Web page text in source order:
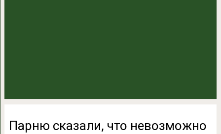
Парню сказали, что невозможно